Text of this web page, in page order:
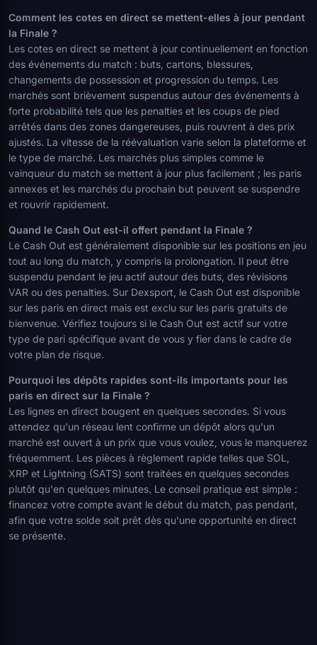
Comment les cotes en direct se mettent-elles à jour pendant
la Finale ?
Les cotes en direct se mettent à jour continuellement en fonction
des événements du match : buts, cartons, blessures,
changements de possession et progression du temps. Les
marchés sont brièvement suspendus autour des événements à
forte probabilité tels que les penalties et les coups de pied
arrêtés dans des zones dangereuses, puis rouvrent à des prix
ajustés. La vitesse de la réévaluation varie selon la plateforme et
le type de marché. Les marchés plus simples comme le
vainqueur du match se mettent à jour plus facilement ; les paris
annexes et les marchés du prochain but peuvent se suspendre
et rouvrir rapidement.
Quand le Cash Out est-il offert pendant la Finale ?
Le Cash Out est généralement disponible sur les positions en jeu
tout au long du match, y compris la prolongation. Il peut être
suspendu pendant le jeu actif autour des buts, des révisions
VAR ou des penalties. Sur Dexsport, le Cash Out est disponible
sur les paris en direct mais est exclu sur les paris gratuits de
bienvenue. Vérifiez toujours si le Cash Out est actif sur votre
type de pari spécifique avant de vous y fier dans le cadre de
votre plan de risque.
Pourquoi les dépôts rapides sont-ils importants pour les
paris en direct sur la Finale ?
Les lignes en direct bougent en quelques secondes. Si vous
attendez qu'un réseau lent confirme un dépôt alors qu'un
marché est ouvert à un prix que vous voulez, vous le manquerez
fréquemment. Les pièces à règlement rapide telles que SOL,
XRP et Lightning (SATS) sont traitées en quelques secondes
plutôt qu'en quelques minutes. Le conseil pratique est simple :
financez votre compte avant le début du match, pas pendant,
afin que votre solde soit prêt dès qu'une opportunité en direct
se présente.